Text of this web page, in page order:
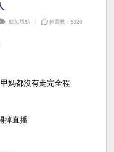
鯨魚觀點 推薦數：5926
媽都沒有走完全程
掉直播